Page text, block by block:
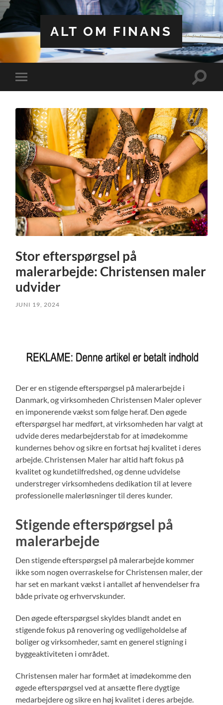
ALT OM FINANS
Toggle
mobile
Toggle
Stor efterspørgsel på
malerarbejde: Christensen maler
udvider
JUNI 19, 2024
Der er en stigende efterspørgsel på malerarbejde i
Danmark, og virksomheden Christensen Maler oplever
en imponerende vækst som følge heraf. Den øgede
efterspørgsel har medført, at virksomheden har valgt at
udvide deres medarbejderstab for at imødekomme
kundernes behov og sikre en fortsat høj kvalitet i deres
arbejde. Christensen Maler har altid haft fokus på
kvalitet og kundetilfredshed, og denne udvidelse
understreger virksomhedens dedikation til at levere
professionelle malerløsninger til deres kunder.
Stigende efterspørgsel på
malerarbejde
Den stigende efterspørgsel på malerarbejde kommer
ikke som nogen overraskelse for Christensen maler, der
har set en markant vækst i antallet af henvendelser fra
både private og erhvervskunder.
Den øgede efterspørgsel skyldes blandt andet en
stigende fokus på renovering og vedligeholdelse af
boliger og virksomheder, samt en generel stigning i
byggeaktiviteten i området.
Christensen maler har formået at imødekomme den
øgede efterspørgsel ved at ansætte flere dygtige
medarbejdere og sikre en høj kvalitet i deres arbejde.